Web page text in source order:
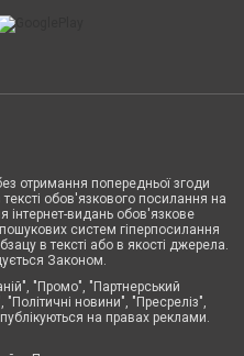
отримання попередньої згоди
обов'язкового посилання на
інтернет-видань обов'язкове
систем гіперпосилання
в тексті або в якості джерела.
Законом.
"Промо", "Партнерський
новини", "Пресреліз",
на правах реклами.